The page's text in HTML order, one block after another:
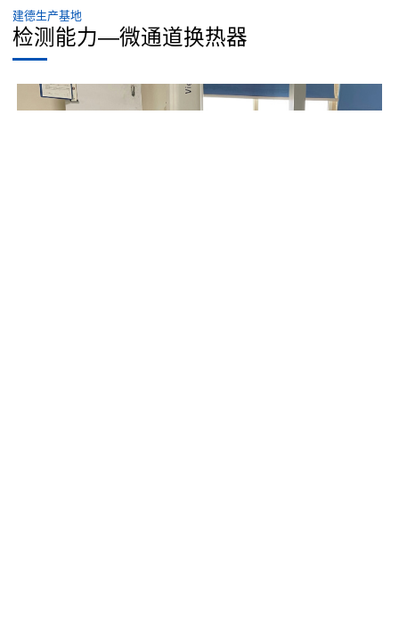
建德生产基地
检测能力—微通道换热器